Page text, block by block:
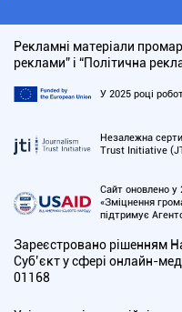
Рекламні матеріали
реклами” і “Політична
У 2025 році
Незалежна
Trust Initiative
Сайт оновлено у
«Зміцнення
підтримує
Зареєстровано рішенням
Cуб’єкт у сфері онлайн-
01168